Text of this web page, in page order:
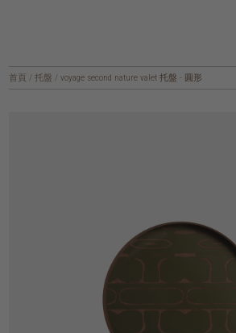
首頁 / 托盤 / voyage second nature valet 托盤 - 圓形